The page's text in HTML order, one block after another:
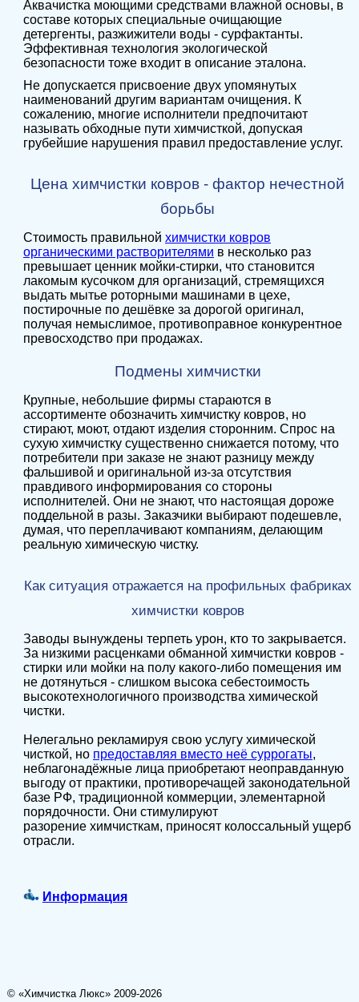
Аквачистка моющими средствами влажной основы, в
составе которых специальные очищающие
детергенты, разжижители воды - сурфактанты.
Эффективная технология экологической
безопасности тоже входит в описание эталона.
Не допускается присвоение двух упомянутых
наименований другим вариантам очищения. К
сожалению, многие исполнители предпочитают
называть обходные пути химчисткой, допуская
грубейшие нарушения правил предоставление услуг.
Цена химчистки ковров - фактор нечестной
борьбы
Стоимость правильной химчистки ковров
органическими растворителями в несколько раз
превышает ценник мойки-стирки, что становится
лакомым кусочком для организаций, стремящихся
выдать мытье роторными машинами в цехе,
постирочные по дешёвке за дорогой оригинал,
получая немыслимое, противоправное конкурентное
превосходство при продажах.
Подмены химчистки
Крупные, небольшие фирмы стараются в
ассортименте обозначить химчистку ковров, но
стирают, моют, отдают изделия сторонним. Спрос на
сухую химчистку существенно снижается потому, что
потребители при заказе не знают разницу между
фальшивой и оригинальной из-за отсутствия
правдивого информирования со стороны
исполнителей. Они не знают, что настоящая дороже
поддельной в разы. Заказчики выбирают подешевле,
думая, что переплачивают компаниям, делающим
реальную химическую чистку.
Как ситуация отражается на профильных фабриках
химчистки ковров
Заводы вынуждены терпеть урон, кто то закрывается.
За низкими расценками обманной химчистки ковров -
стирки или мойки на полу какого-либо помещения им
не дотянуться - слишком высока себестоимость
высокотехнологичного производства химической
чистки.
Нелегально рекламируя свою услугу химической
чисткой, но предоставляя вместо неё суррогаты,
неблагонадёжные лица приобретают неоправданную
выгоду от практики, противоречащей законодательной
базе РФ, традиционной коммерции, элементарной
порядочности. Они стимулируют
разорение химчисткам, приносят колоссальный ущерб
отрасли.
Информация
© «Химчистка Люкс» 2009-2026